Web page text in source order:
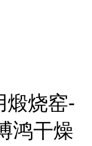
煅烧窑-
鸿干燥